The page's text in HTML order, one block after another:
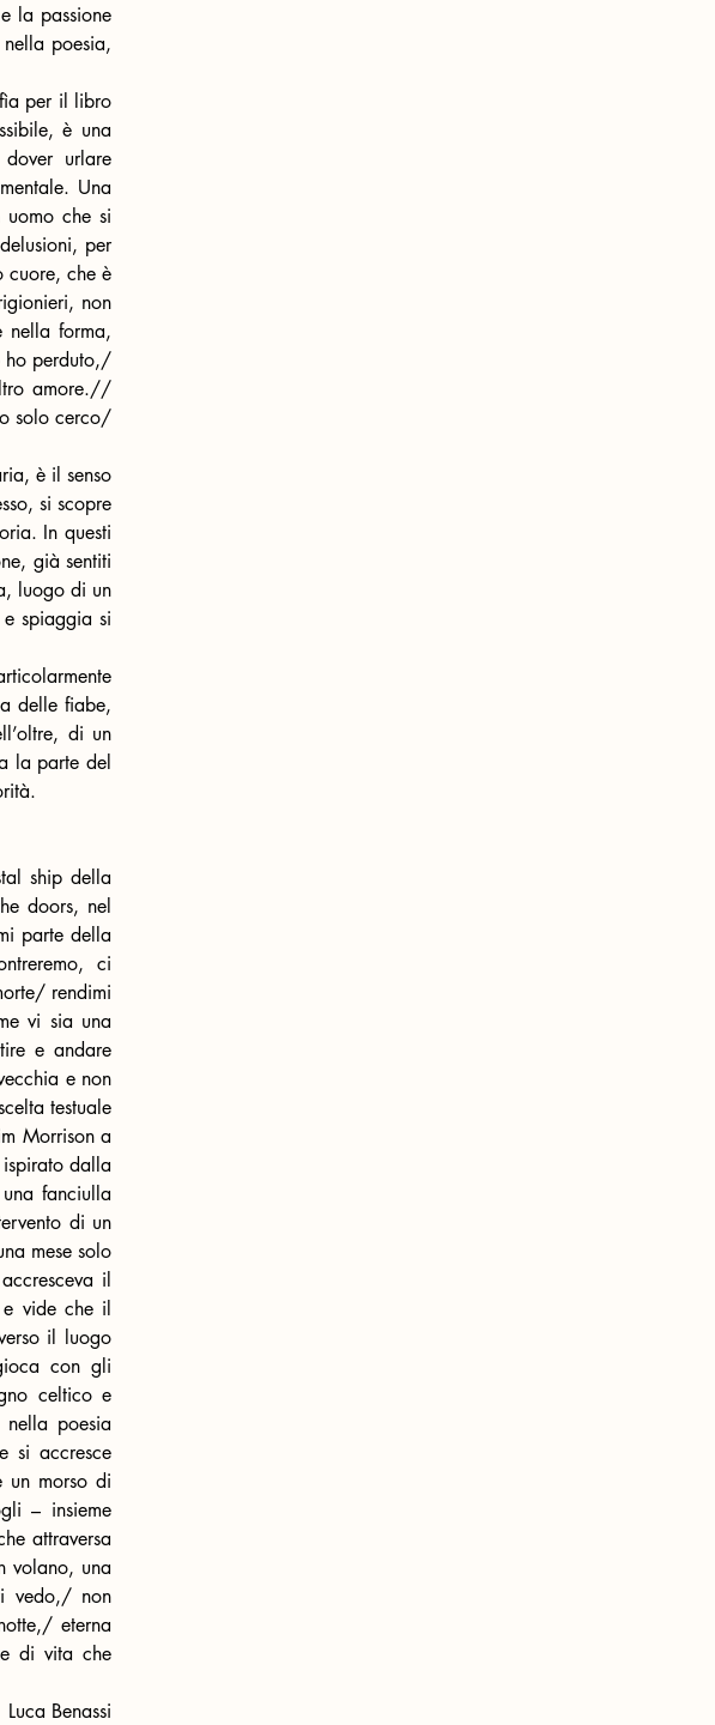
la passione
poesia,
per il libro
è una
urlare
Una
che si
per
cuore, che è
non
nella forma,
ho perduto,/
amore.//
solo cerco/
è il senso
si scopre
In questi
già sentiti
luogo di un
spiaggia si
delle fiabe,
di un
la parte del
ship della
doors, nel
parte della
ci
rendimi
vi sia una
e andare
e non
testuale
Morrison a
dalla
fanciulla
di un
mese solo
il
vide che il
il luogo
con gli
celtico e
poesia
si accresce
un morso di
– insieme
attraversa
volano, una
vedo,/ non
eterna
di vita che
Luca Benassi